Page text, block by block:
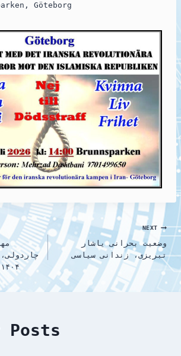
Göteborg
۱۴۰۴ محکوم به اعدام
NEXT
وضعیت بحرانی یاشار
تبریزی، زندانی سیاسی